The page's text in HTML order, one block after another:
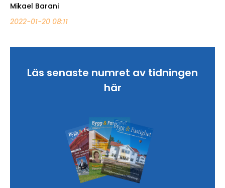
Mikael Barani
2022-01-20 08:11
Läs senaste numret av tidningen
här